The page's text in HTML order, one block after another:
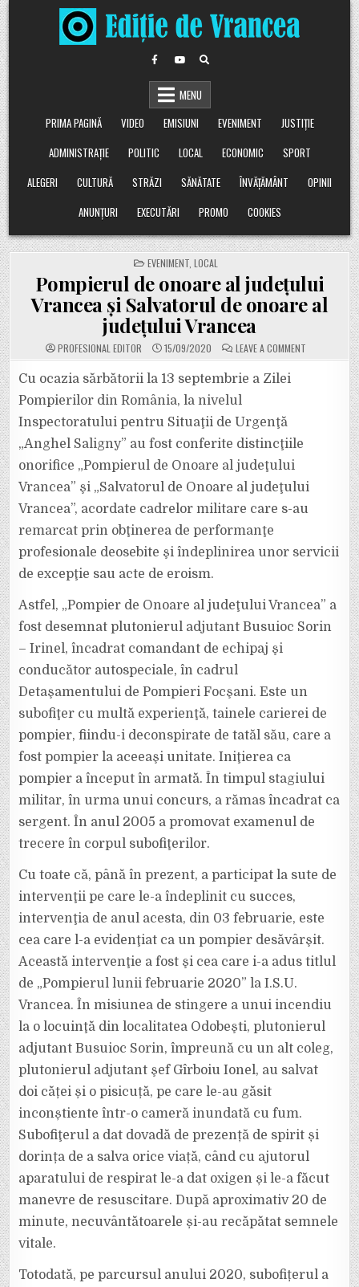
Skip
to
content
MENU
PRIMA PAGINĂ
VIDEO EMISIUNI EVENIMENT
JUSTIȚIE
ADMINISTRAȚIE
POLITIC LOCAL ECONOMIC
SPORT
ALEGERI
CULTURĂ STRĂZI SĂNĂTATE ÎNVĂȚĂMÂNT
OPINII
ANUNȚURI
EXECUTĂRI PROMO COOKIES
POSTED
IN
EVENIMENT, LOCAL
Pompierul de onoare al judeţului
Vrancea şi Salvatorul de onoare al
judeţului Vrancea
PROFESIONAL EDITOR 15/09/2020 LEAVE A COMMENTON
POMPIERUL
SALVATORUL
Cu ocazia sărbătorii la 13 septembrie a Zilei
Pompierilor din România, la nivelul
Inspectoratului pentru Situaţii de Urgenţă
„Anghel Saligny” au fost conferite distincţiile
onorifice „Pompierul de Onoare al judeţului
Vrancea” şi „Salvatorul de Onoare al judeţului
Vrancea”, acordate cadrelor militare care s-au
remarcat prin obţinerea de performanţe
profesionale deosebite şi îndeplinirea unor servicii
de excepţie sau acte de eroism.
Astfel, „Pompier de Onoare al judeţului Vrancea” a
fost desemnat plutonierul adjutant Busuioc Sorin
– Irinel, încadrat comandant de echipaj şi
conducător autospeciale, în cadrul
Detaşamentului de Pompieri Focşani. Este un
subofiţer cu multă experienţă, tainele carierei de
pompier, fiindu-i deconspirate de tatăl său, care a
fost pompier la aceeaşi unitate. Iniţierea ca
pompier a început în armată. În timpul stagiului
militar, în urma unui concurs, a rămas încadrat ca
sergent. În anul 2005 a promovat examenul de
trecere în corpul subofiţerilor.
Cu toate că, până în prezent, a participat la sute de
intervenţii pe care le-a îndeplinit cu succes,
intervenţia de anul acesta, din 03 februarie, este
cea care l-a evidenţiat ca un pompier desăvârşit.
Această intervenţie a fost şi cea care i-a adus titlul
de „Pompierul lunii februarie 2020” la I.S.U.
Vrancea. În misiunea de stingere a unui incendiu
la o locuinţă din localitatea Odobeşti, plutonierul
adjutant Busuioc Sorin, împreună cu un alt coleg,
plutonierul adjutant şef Gîrboiu Ionel, au salvat
doi căței și o pisicuță, pe care le-au găsit
inconștiente într-o cameră inundată cu fum.
Subofiţerul a dat dovadă de prezență de spirit și
dorința de a salva orice viață, când cu ajutorul
aparatului de respirat le-a dat oxigen și le-a făcut
manevre de resuscitare. După aproximativ 20 de
minute, necuvântătoarele și-au recăpătat semnele
vitale.
Totodată, pe parcursul anului 2020, subofițerul a